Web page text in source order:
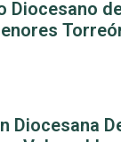
Diocesano
Diocesana